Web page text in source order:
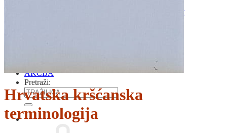
TEORIJA I POVIJEST KNJIŽEVNOSTI
AKCIJA
Pretraži:
Hrvatska kršćanska
terminologija